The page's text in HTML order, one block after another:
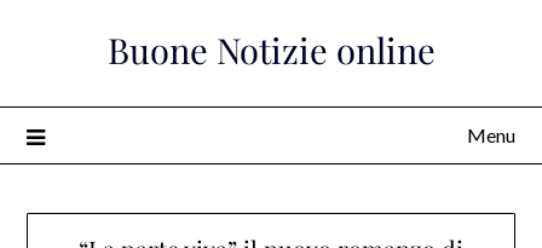
Buone Notizie online
Menu